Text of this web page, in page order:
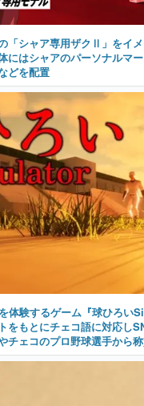
「シャア専用ザクⅡ」をイ
にはシャアのパーソナルマ
どを配置
体験するゲーム『球ひろい
をもとにチェコ語に対応し
チェコのプロ野球選手から